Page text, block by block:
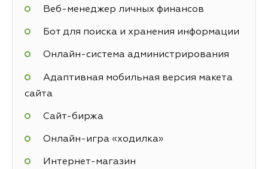
Веб-менеджер личных финансов
Бот для поиска и хранения информации
Онлайн-система администрирования
Адаптивная мобильная версия макета
сайта
Cайт-биржа
Онлайн-игра «ходилка»
Интернет-магазин